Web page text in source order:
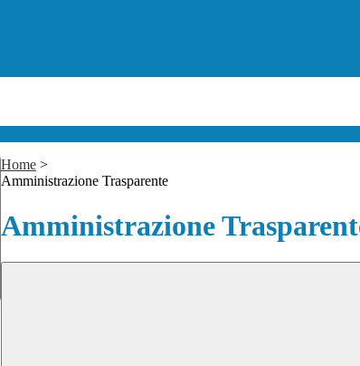
Home >
Amministrazione Trasparente
Amministrazione